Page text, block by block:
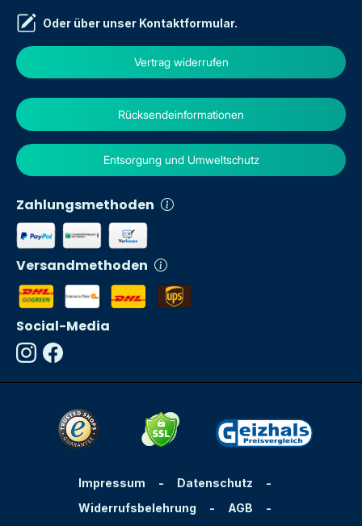
Oder über unser Kontaktformular.
Vertrag widerrufen
Zahlungsmethoden
Versandmethoden
Rücksendeinformationen
Entsorgung und Umweltschutz
Social-Media
Impressum - Datenschutz
-
Widerrufsbelehrung
- AGB -